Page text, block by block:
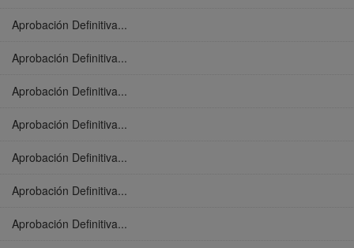
Aprobación Definitiva...
Aprobación Definitiva...
Aprobación Definitiva...
Aprobación Definitiva...
Aprobación Definitiva...
Aprobación Definitiva...
Aprobación Definitiva...